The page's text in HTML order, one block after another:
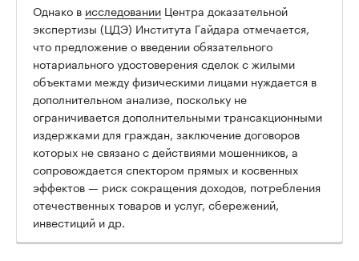
Однако в исследовании Центра доказательной
экспертизы (ЦДЭ) Института Гайдара отмечается,
что предложение о введении обязательного
нотариального удостоверения сделок с жилыми
объектами между физическими лицами нуждается в
дополнительном анализе, поскольку не
ограничивается дополнительными трансакционными
издержками для граждан, заключение договоров
которых не связано с действиями мошенников, а
сопровождается спектором прямых и косвенных
эффектов — риск сокращения доходов, потребления
отечественных товаров и услуг, сбережений,
инвестиций и др.